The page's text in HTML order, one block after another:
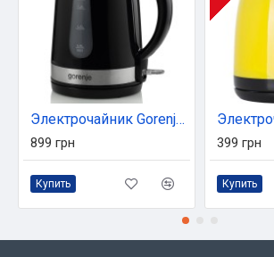
Электрочайник Gorenje K17BK
899 грн
Купить
399 грн
Купить